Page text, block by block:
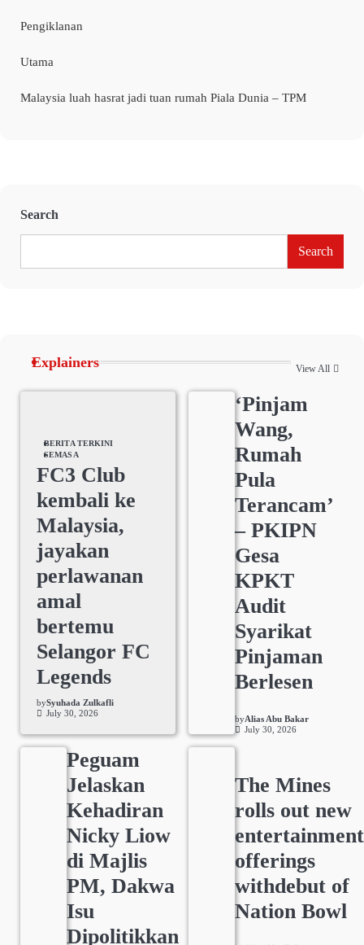
Pengiklanan
Utama
Malaysia luah hasrat jadi tuan rumah Piala Dunia – TPM
Search
Search
Explainers View All
BERITA TERKINI
SEMASA
FC3 Club
kembali ke
Malaysia,
jayakan
perlawanan
amal
bertemu
Selangor FC
Legends
bySyuhada Zulkafli
July 30, 2026
‘Pinjam
Wang,
Rumah
Pula
Terancam’
– PKIPN
Gesa
KPKT
Audit
Syarikat
Pinjaman
Berlesen
byAlias Abu Bakar
July 30, 2026
Peguam
Jelaskan
Kehadiran
Nicky Liow
di Majlis
PM, Dakwa
Isu
Dipolitikkan
The Mines
rolls out new
entertainment
offerings
withdebut of
Nation Bowl